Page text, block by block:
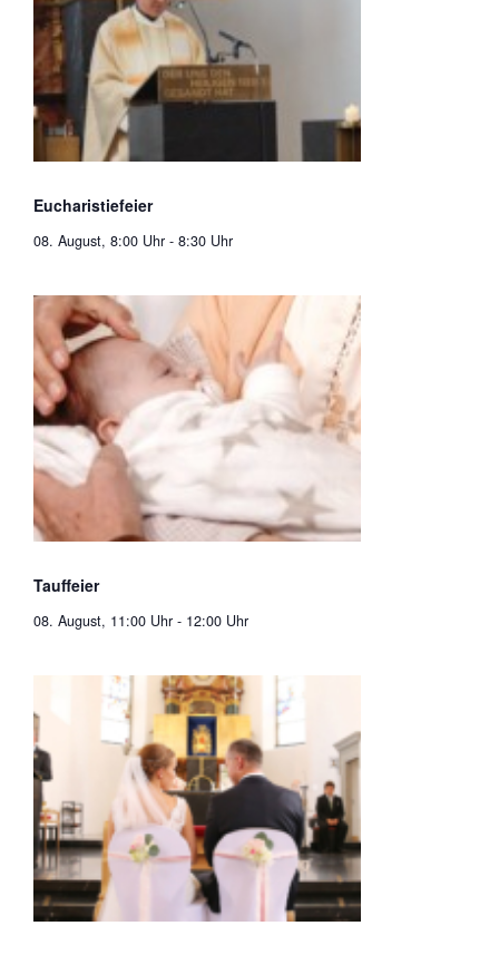
Eucharistiefeier
08. August, 8:00 Uhr - 8:30 Uhr
Tauffeier
08. August, 11:00 Uhr - 12:00 Uhr